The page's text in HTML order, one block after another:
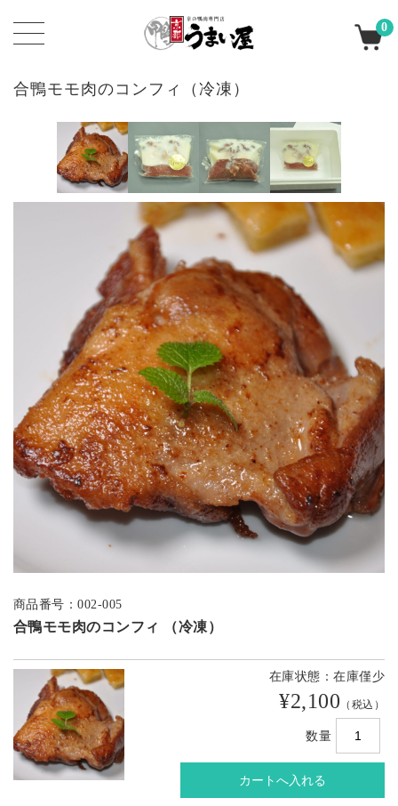
0
合鴨モモ肉のコンフィ（冷凍）
商品番号：002-005
合鴨モモ肉のコンフィ （冷凍）
在庫状態：在庫僅少
¥2,100 （税込）
数量